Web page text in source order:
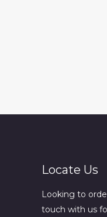
Locate Us
Looking to
touch with us